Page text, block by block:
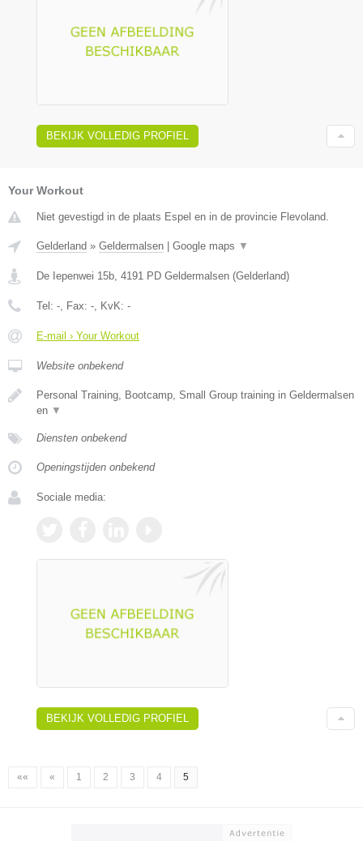
BEKIJK VOLLEDIG PROFIEL
Your Workout
Niet gevestigd in de plaats Espel en in de provincie Flevoland.
Gelderland » Geldermalsen Google maps ▼
De Iepenwei 15b, 4191 PD Geldermalsen (Gelderland)
Tel: -, Fax: -, KvK: -
E-mail › Your Workout
Website onbekend
Personal Training, Bootcamp, Small Group training in Geldermalsen
en ▼
Diensten onbekend
Openingstijden onbekend
Sociale media:
BEKIJK VOLLEDIG PROFIEL
«« « 1 2 3 4 5